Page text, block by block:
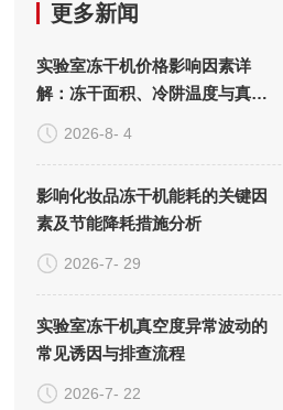
更多新闻
实验室冻干机价格影响因素详
解：冻干面积、冷阱温度与真空
系统的成本构成
2026-8- 4
影响化妆品冻干机能耗的关键因
素及节能降耗措施分析
2026-7- 29
实验室冻干机真空度异常波动的
常见诱因与排查流程
2026-7- 22